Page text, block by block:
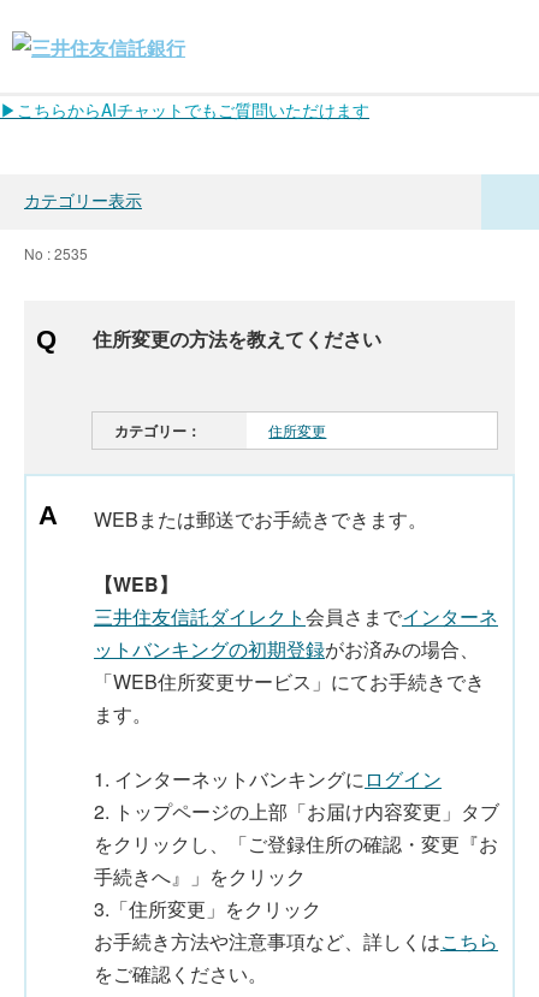
▶こちらからAIチャットでもご質問いただけます
カテゴリー表示
No : 2535
住所変更の方法を教えてください
カテゴリー： 住所変更
WEBまたは郵送でお手続きできます。
【WEB】
三井住友信託ダイレクト会員さまでインターネ
ットバンキングの初期登録がお済みの場合、
「WEB住所変更サービス」にてお手続きでき
ます。
1. インターネットバンキングにログイン
2. トップページの上部「お届け内容変更」タブ
をクリックし、「ご登録住所の確認・変更『お
手続きへ』」をクリック
3.「住所変更」をクリック
お手続き方法や注意事項など、詳しくはこちら
をご確認ください。